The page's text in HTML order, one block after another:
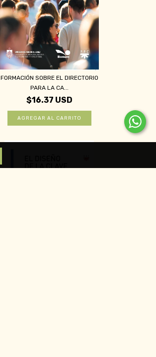
FORMACIÓN SOBRE EL DIRECTORIO
PARA LA CA...
$16.37 USD